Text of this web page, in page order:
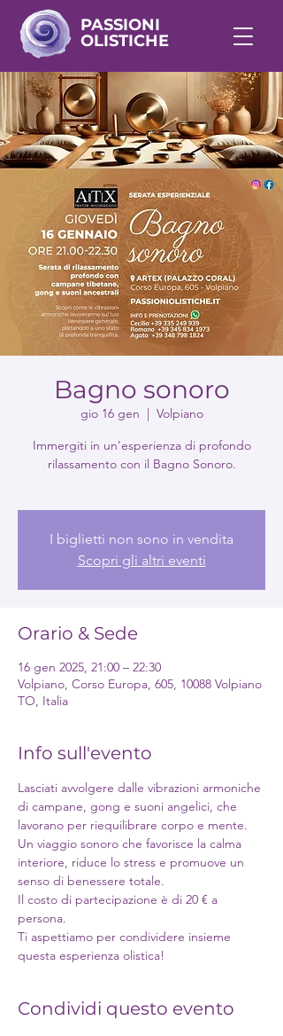
PASSIONI
OLISTICHE
Bagno sonoro
gio 16 gen
  |
Volpiano
Immergiti in un’esperienza di profondo
rilassamento con il Bagno Sonoro.
I biglietti non sono in vendita
Scopri gli altri eventi
Orario & Sede
16 gen 2025, 21:00 – 22:30
Volpiano, Corso Europa, 605, 10088 Volpiano
TO, Italia
Info sull'evento
Lasciati avvolgere dalle vibrazioni armoniche
di campane, gong e suoni angelici, che
lavorano per riequilibrare corpo e mente.
Un viaggio sonoro che favorisce la calma
interiore, riduce lo stress e promuove un
senso di benessere totale.
Il costo di partecipazione è di 20 € a
persona.
Ti aspettiamo per condividere insieme
questa esperienza olistica!
Condividi questo evento